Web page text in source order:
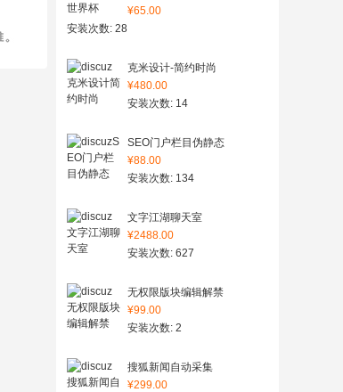
¥65.00
安装次数: 28
克米设计-简约时尚
¥480.00
安装次数: 14
SEO门户栏目伪静态
¥88.00
安装次数: 134
文字江湖聊天室
¥2488.00
安装次数: 627
无权限版块编辑解禁
¥99.00
安装次数: 2
搜狐新闻自动采集
¥299.00